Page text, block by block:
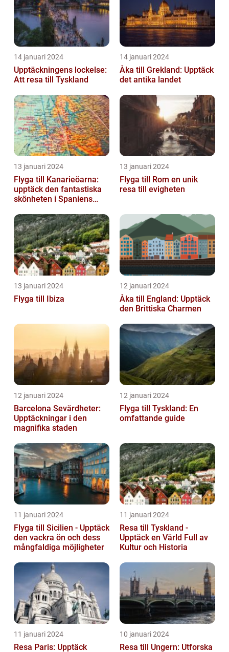
14 januari 2024
Upptäckningens lockelse:
Att resa till Tyskland
14 januari 2024
Åka till Grekland: Upptäck
det antika landet
13 januari 2024
Flyga till Kanarieöarna:
upptäck den fantastiska
skönheten i Spaniens
13 januari 2024
Flyga till Rom en unik
resa till evigheten
13 januari 2024
Flyga till Ibiza
12 januari 2024
Åka till England: Upptäck
den Brittiska Charmen
12 januari 2024
Barcelona Sevärdheter:
Upptäckningar i den
magnifika staden
12 januari 2024
Flyga till Tyskland: En
omfattande guide
11 januari 2024
Flyga till Sicilien - Upptäck
den vackra ön och dess
mångfaldiga möjligheter
11 januari 2024
Resa till Tyskland -
Upptäck en Värld Full av
Kultur och Historia
11 januari 2024
Resa Paris: Upptäck
10 januari 2024
Resa till Ungern: Utforska